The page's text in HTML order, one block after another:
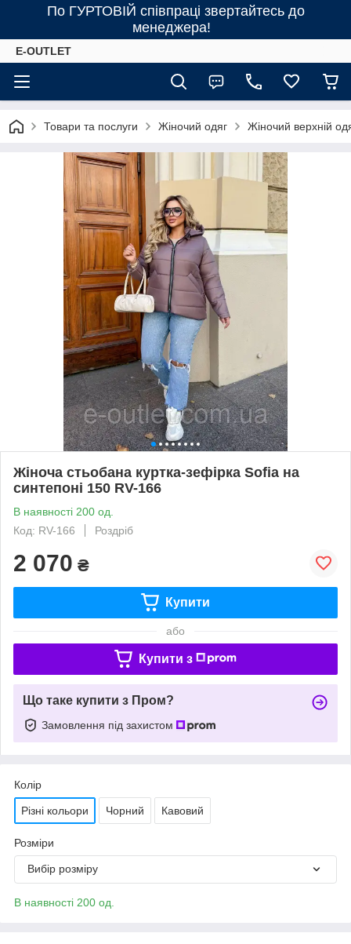
По ГУРТОВІЙ співпраці звертайтесь до
менеджера!
E-OUTLET
Товари та послуги Жіночий одяг Жіночий верхній
Жіноча стьобана куртка-зефірка Sofia на
синтепоні 150 RV-166
В наявності 200 од.
Код: RV-166
Роздріб
2 070 ₴
Купити
або
Купити з
Що таке купити з Пром?
Замовлення під захистом
Колір
Різні кольори Чорний Кавовий
Розміри
Вибір розміру
В наявності 200 од.